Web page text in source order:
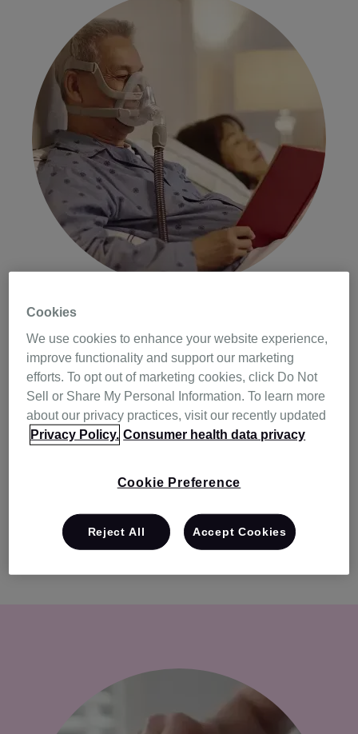
動画で見るマスクの使
用法
フルフェイスマスク、鼻マスク、鼻ピローマスクなど、
動画を見る
Cookies
We use cookies to enhance your website experience,
improve functionality and support our marketing
efforts. To opt out of marketing cookies, click Do Not
Sell or Share My Personal Information. To learn more
about our privacy practices, visit our recently updated
Privacy Policy. Consumer health data privacy
Cookie Preference
Reject All Accept Cookies